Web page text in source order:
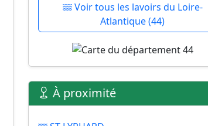
Voir tous les lavoirs du Loire-
Atlantique (44)
À proximité